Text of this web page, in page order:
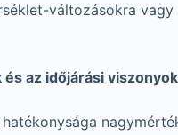
változásokra vagy
az időjárási viszonyok